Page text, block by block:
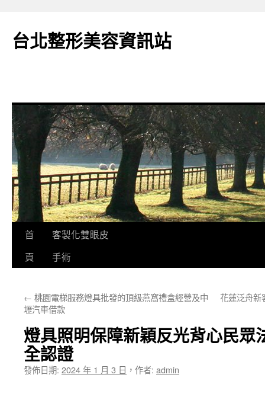
台北整形美容資訊站
跳
要
容
首
頁
客製化雙眼皮
手術
← 桃園電梯服務燈具批發的頂級燕窩禮盒經營及中
壢汽車借款
花蓮泛舟新
燈具照明保障新穎反光背心民眾
全認證
發佈日期: 2024 年 1 月 3 日 ， 作者: admin